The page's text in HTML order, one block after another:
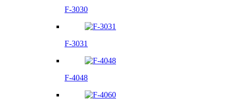
F-3030
F-3031
F-4048